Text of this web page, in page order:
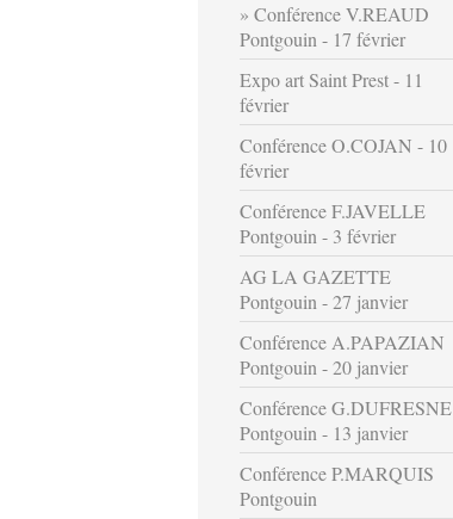
Conférence V.REAUD
Pontgouin - 17 février
Expo art Saint Prest - 11
février
Conférence O.COJAN - 10
février
Conférence F.JAVELLE
Pontgouin - 3 février
AG LA GAZETTE
Pontgouin - 27 janvier
Conférence A.PAPAZIAN
Pontgouin - 20 janvier
Conférence G.DUFRESNE
Pontgouin - 13 janvier
Conférence P.MARQUIS
Pontgouin